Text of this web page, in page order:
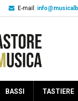
E-mail:
BASSI TASTIERE